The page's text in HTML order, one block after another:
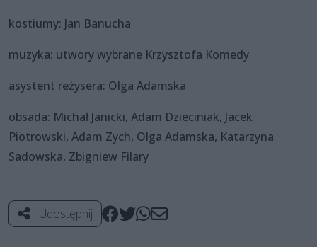
kostiumy: Jan Banucha
muzyka: utwory wybrane Krzysztofa Komedy
asystent reżysera: Olga Adamska
obsada: Michał Janicki, Adam Dzieciniak, Jacek
Piotrowski, Adam Zych, Olga Adamska, Katarzyna
Sadowska, Zbigniew Filary
Udostępnij